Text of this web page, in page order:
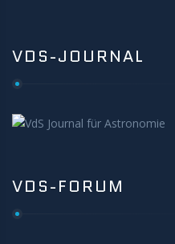
VDS-JOURNAL
VDS-FORUM